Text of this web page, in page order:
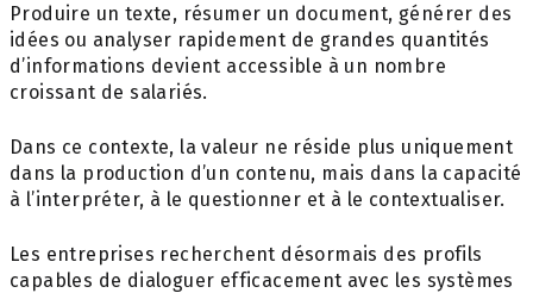
Produire un texte, résumer un document, générer des
idées ou analyser rapidement de grandes quantités
d’informations devient accessible à un nombre
croissant de salariés.
Dans ce contexte, la valeur ne réside plus uniquement
dans la production d’un contenu, mais dans la capacité
à l’interpréter, à le questionner et à le contextualiser.
Les entreprises recherchent désormais des profils
capables de dialoguer efficacement avec les systèmes